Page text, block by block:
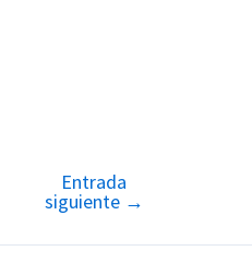
Entrada
siguiente →